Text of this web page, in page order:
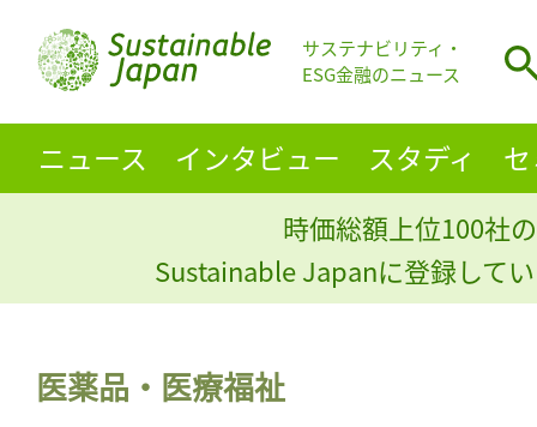
サステナビリティ・
ESG金融のニュース
ニュース インタビュー スタディ
時価総額上位100社
Sustainable Japanに登録して
医薬品・医療福祉